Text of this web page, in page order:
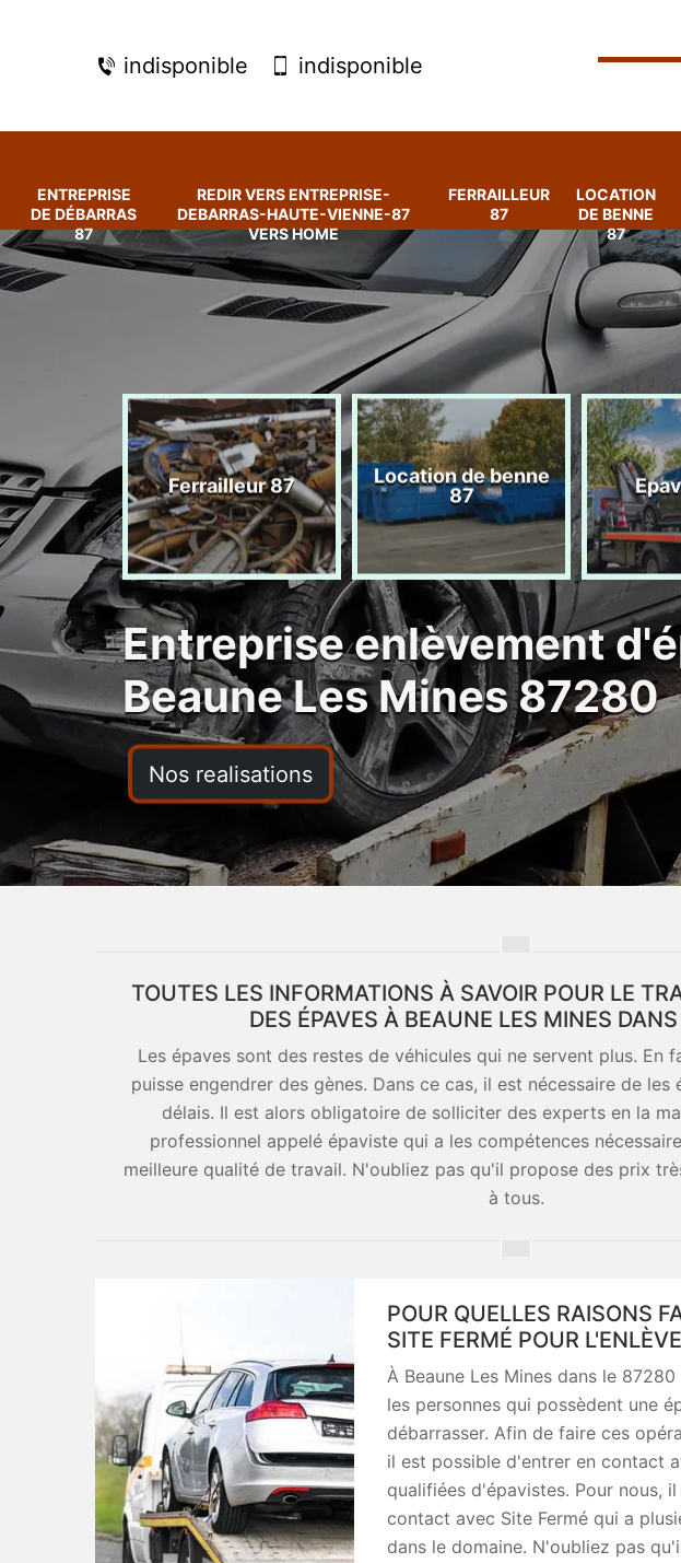
indisponible indisponible
ENTREPRISE
DE DÉBARRAS
87
REDIR VERS ENTREPRISE-
DEBARRAS-HAUTE-VIENNE-87
VERS HOME
FERRAILLEUR
87
LOCATION
DE BENNE
87
de
87
Ferrailleur 87
Location de benne
87
Entreprise enlèvement
Beaune Les Mines 87280
Nos realisations
TOUTES LES INFORMATIONS À SAVOIR POUR LE
DES ÉPAVES À BEAUNE LES MINES
Les épaves sont des restes de véhicules qui ne servent plus. En
puisse engendrer des gènes. Dans ce cas, il est nécessaire de
délais. Il est alors obligatoire de solliciter des experts en la
professionnel appelé épaviste qui a les compétences
meilleure qualité de travail. N'oubliez pas qu'il propose des prix
à tous.
POUR QUELLES RAISONS
SITE FERMÉ POUR
À Beaune Les Mines dans le
les personnes qui possèdent une
débarrasser. Afin de faire ces
il est possible d'entrer en contact
qualifiées d'épavistes. Pour nous,
contact avec Site Fermé qui a
dans le domaine. N'oubliez pas